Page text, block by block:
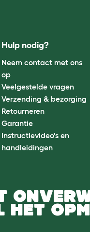
Hulp nodig?
Neem contact met ons
op
Veelgestelde vragen
Verzending & bezorging
Retourneren
Garantie
Instructievideo's en
handleidingen
HET